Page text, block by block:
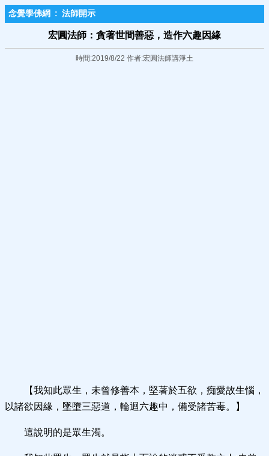
念覺學佛網 : 法師開示
宏圓法師：貪著世間善惡，造作六趣因緣
時間:2019/8/22 作者:宏圓法師講淨土
【我知此眾生，未曾修善本，堅著於五欲，痴愛故生惱，
以諸欲因緣，墜墮三惡道，輪迴六趣中，備受諸苦毒。】
這說明的是眾生濁。